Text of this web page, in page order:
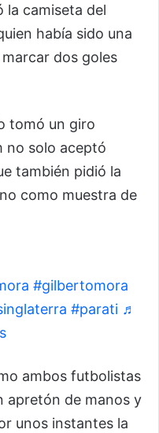
la camiseta del
había sido una
dos goles
tomó un giro
no solo aceptó
también pidió la
como muestra de
#gilbertomora
#parati ♬
ambos futbolistas
apretón de manos y
unos instantes la